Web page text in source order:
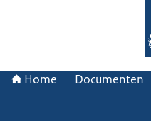
Home Documenten